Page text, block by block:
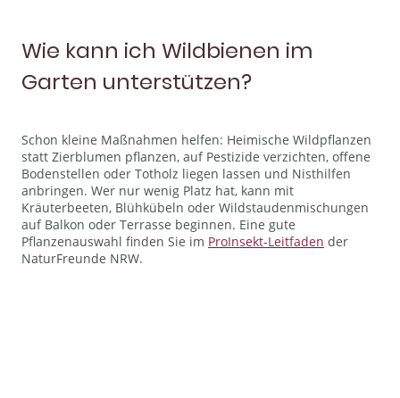
Wie kann ich Wildbienen im
Garten unterstützen?
Schon kleine Maßnahmen helfen: Heimische Wildpflanzen
statt Zierblumen pflanzen, auf Pestizide verzichten, offene
Bodenstellen oder Totholz liegen lassen und Nisthilfen
anbringen. Wer nur wenig Platz hat, kann mit
Kräuterbeeten, Blühkübeln oder Wildstaudenmischungen
auf Balkon oder Terrasse beginnen. Eine gute
Pflanzenauswahl finden Sie im ProInsekt-Leitfaden der
NaturFreunde NRW.